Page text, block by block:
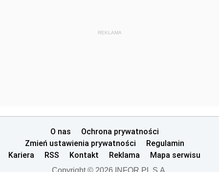
REKLAMA
O nas
Ochrona prywatności
Zmień ustawienia prywatności
Regulamin
Kariera
RSS Kontakt Reklama Mapa serwisu
Copyright © 2026 INFOR PL S.A.